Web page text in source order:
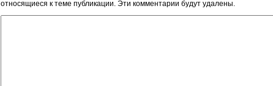
относящиеся к теме публикации. Эти комментарии будут удалены.